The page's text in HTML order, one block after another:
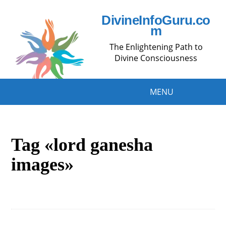
DivineInfoGuru.co
m
The Enlightening Path to
Divine Consciousness
MENU
Tag «lord ganesha
images»